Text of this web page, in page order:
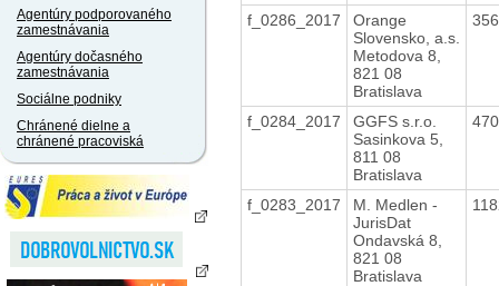
Agentúry podporovaného
zamestnávania
Agentúry dočasného
zamestnávania
Sociálne podniky
Chránené dielne a
chránené pracoviská
f_0286_2017
Orange
Slovensko, a.s.
Metodova 8,
821 08
Bratislava
f_0284_2017
GGFS s.r.o.
Sasinkova 5,
811 08
Bratislava
f_0283_2017
M. Medlen -
JurisDat
Ondavská 8,
821 08
Bratislava